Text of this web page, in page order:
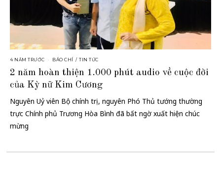
4 NĂM TRƯỚC BÁO CHÍ / TIN TỨC
2 năm hoàn thiện 1.000 phút audio về cuộc đời
của Kỳ nữ Kim Cương
Nguyên Uỷ viên Bộ chính trị, nguyên Phó Thủ tướng thường
trực Chính phủ Trương Hòa Bình đã bất ngờ xuất hiện chúc
mừng